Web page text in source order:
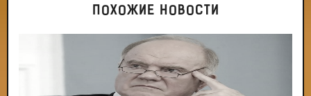
ПОХОЖИЕ НОВОСТИ